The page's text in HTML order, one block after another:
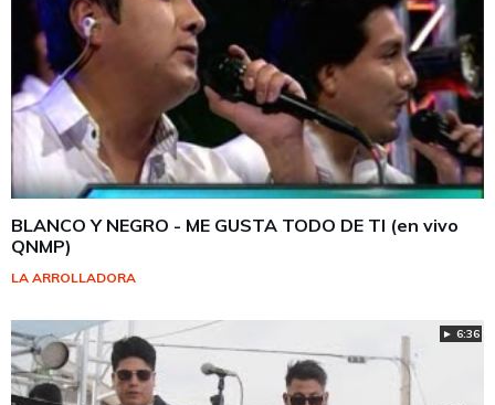
BLANCO Y NEGRO - ME GUSTA TODO DE TI (en vivo
QNMP)
LA ARROLLADORA
► 6:36